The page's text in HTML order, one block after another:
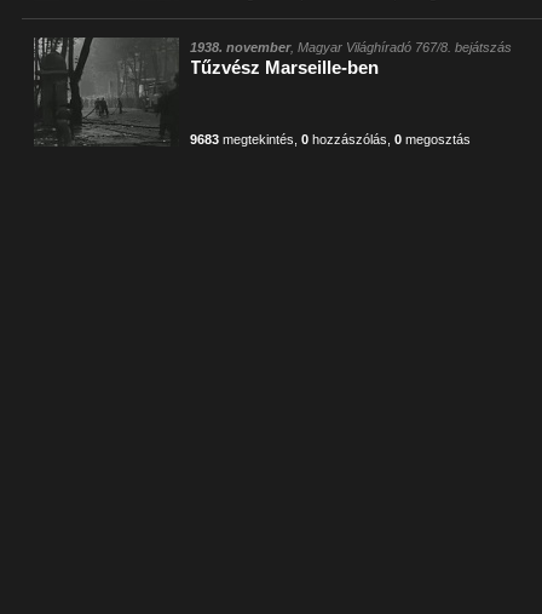
1938. november, Magyar Világhíradó 767/8. bejátszás
Tűzvész Marseille-ben
9683 megtekintés ,0 hozzászólás ,0 megosztás